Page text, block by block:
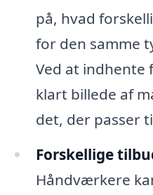
på, hvad
for den samme
Ved at indhente
klart billede af
det, der passer
Forskellige
Håndværkere